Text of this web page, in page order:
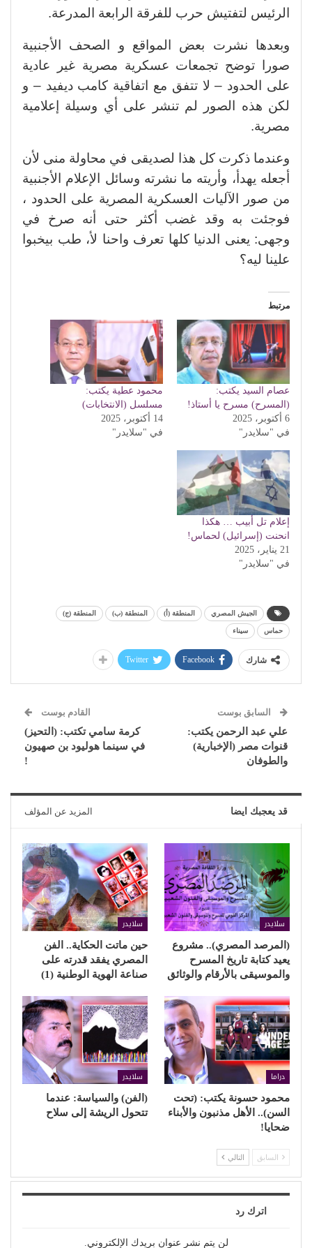
الرئيس لتفتيش حرب للفرقة الرابعة المدرعة.
وبعدها نشرت بعض المواقع و الصحف الأجنبية
صورا توضح تجمعات عسكرية مصرية غير عادية
على الحدود – لا تتفق مع اتفاقية كامب ديفيد – و
لكن هذه الصور لم تنشر على أي وسيلة إعلامية
مصرية.
وعندما ذكرت كل هذا لصديقى في محاولة منى لأن
أجعله يهدأ، وأريته ما نشرته وسائل الإعلام الأجنبية
من صور الآليات العسكرية المصرية على الحدود ،
فوجئت به وقد غضب أكثر حتى أنه صرخ في
وجهى: يعنى الدنيا كلها تعرف واحنا لأ، طب بيخبوا
علينا ليه؟
مرتبط
عصام السيد يكتب:
(المسرح) مسرح يا أستاذ!
6 أكتوبر، 2025
في "سلايدر"
محمود عطية يكتب:
مسلسل (الانتخابات)
14 أكتوبر، 2025
في "سلايدر"
إعلام تل أبيب … هكذا
انحنت (إسرائيل) لحماس!
21 يناير، 2025
في "سلايدر"
الجيش المصري المنطقة (أ) المنطقة (ب) المنطقة (ج)
حماس سيناء
شارك Facebook
Twitter
السابق بوست
علي عبد الرحمن يكتب:
قنوات مصر (الإخبارية)
والطوفان
القادم بوست
كرمة سامي تكتب: (التحيز)
في سينما هوليود بن صهيون
!
قد يعجبك ايضا المزيد عن المؤلف
سلايدر
(المرصد المصري).. مشروع
يعيد كتابة تاريخ المسرح
والموسيقى بالأرقام والوثائق
سلايدر
حين ماتت الحكاية.. الفن
المصري يفقد قدرته على
صناعة الهوية الوطنية (1)
دراما
محمود حسونة يكتب: (تحت
السن).. الأهل مذنبون والأبناء
ضحايا!
سلايدر
(الفن) والسياسة: عندما
تتحول الريشة إلى سلاح
السابق التالي
اترك رد
لن يتم نشر عنوان بريدك الإلكتروني.